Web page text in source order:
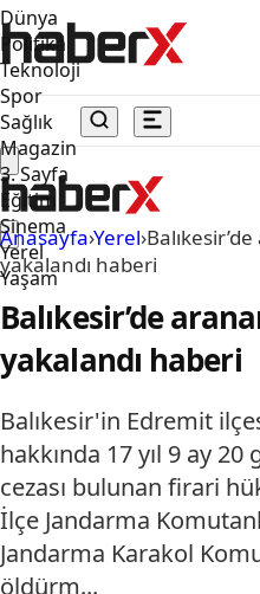
Dünya
Politika
Teknoloji
Spor
Sağlık
Magazin
3. Sayfa
Eğitim
Sinema
Yerel
Yaşam
Anasayfa›Yerel›
yakalandı haberi
Balıkesir’de
yakalandı haberi
Balıkesir'in Edremit
hakkında 17 yıl 9 ay
cezası bulunan firari
İlçe Jandarma
Jandarma Karakol
öldürm...